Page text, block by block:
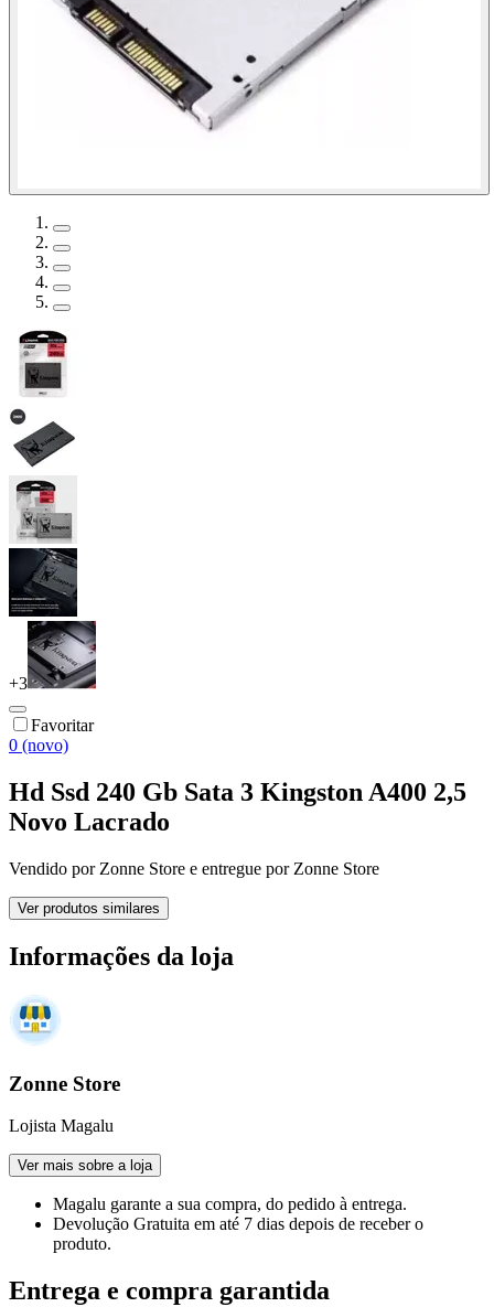
+3
Favoritar
0 (novo)
Hd Ssd 240 Gb Sata 3 Kingston A400 2,5
Novo Lacrado
Vendido por Zonne Store e entregue por Zonne Store
Ver produtos similares
Informações da loja
Zonne Store
Lojista Magalu
Ver mais sobre a loja
Magalu garante a sua compra, do pedido à entrega.
Devolução Gratuita em até 7 dias depois de receber o
produto.
Entrega e compra garantida